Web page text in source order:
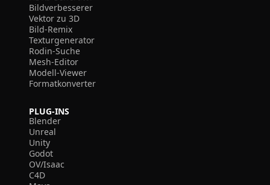
Bildverbesserer
Vektor zu 3D
Bild-Remix
Texturgenerator
Rodin-Suche
Mesh-Editor
Modell-Viewer
Formatkonverter
PLUG-INS
Blender
Unreal
Unity
Godot
OV/Isaac
C4D